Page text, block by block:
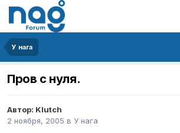
У нага
Пров с нуля.
Автор: Klutch
2 ноября, 2005 в У нага